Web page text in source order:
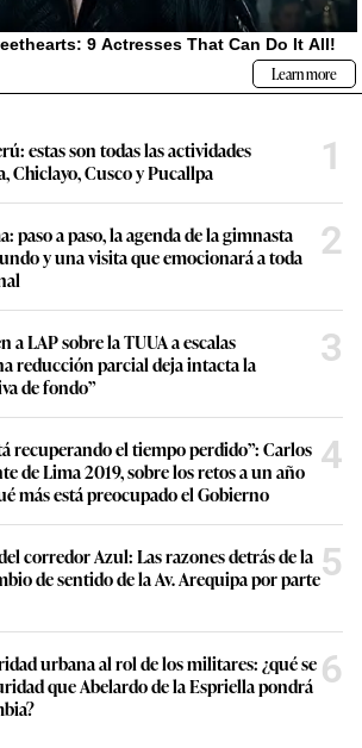
estas son todas las actividades
Chiclayo, Cusco y Pucallpa
1
paso a paso, la agenda de la gimnasta
y una visita que emocionará a toda
2
a LAP sobre la TUUA a escalas
reducción parcial deja intacta la
de fondo”
3
recuperando el tiempo perdido”: Carlos
de Lima 2019, sobre los retos a un año
más está preocupado el Gobierno
4
corredor Azul: Las razones detrás de la
de sentido de la Av. Arequipa por parte5
urbana al rol de los militares: ¿qué se
que Abelardo de la Espriella pondrá 6